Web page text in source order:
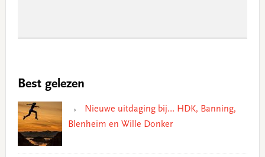
Best gelezen
Nieuwe uitdaging bij… HDK, Banning,
Blenheim en Wille Donker